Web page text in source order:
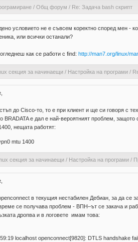
/ Общ форум / Re: Задача bash скрипт
условието не е съвсем коректно според мен -
или всички останали?
как се работи с find: http://man7.org/linux/
секция за начинаещи/ Настройка на програми/
до Cisco-то, то е при клиент и ще си говоря с
BRADATA е дал е най-вероятният проблем,
нещата работят:
mtu 1400
секция за начинаещи/ Настройка на програми/
в текущия нестабилен Дебиан, за да се
се получава проблем - ВПН–ът се закача и
дропва и в логовете имам това:
localhost openconnect[9820]: DTLS handshake